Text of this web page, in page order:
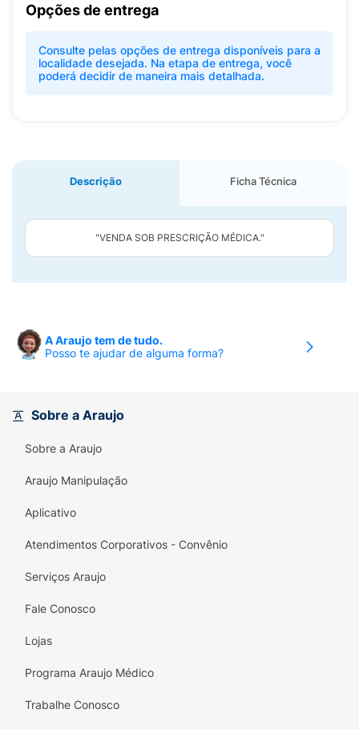
Opções de entrega
Consulte pelas opções de entrega disponíveis para a
localidade desejada. Na etapa de entrega, você
poderá decidir de maneira mais detalhada.
Descrição Ficha Técnica
"VENDA SOB PRESCRIÇÃO MÉDICA."
A Araujo tem de tudo.
Posso te ajudar de alguma forma?
Sobre a Araujo
Sobre a Araujo
Araujo Manipulação
Aplicativo
Atendimentos Corporativos - Convênio
Serviços Araujo
Fale Conosco
Lojas
Programa Araujo Médico
Trabalhe Conosco